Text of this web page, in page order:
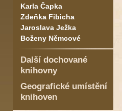
Karla Čapka
Zdeňka Fibicha
Jaroslava Ježka
Boženy Němcové
Další dochované
knihovny
Geografické umístění
knihoven